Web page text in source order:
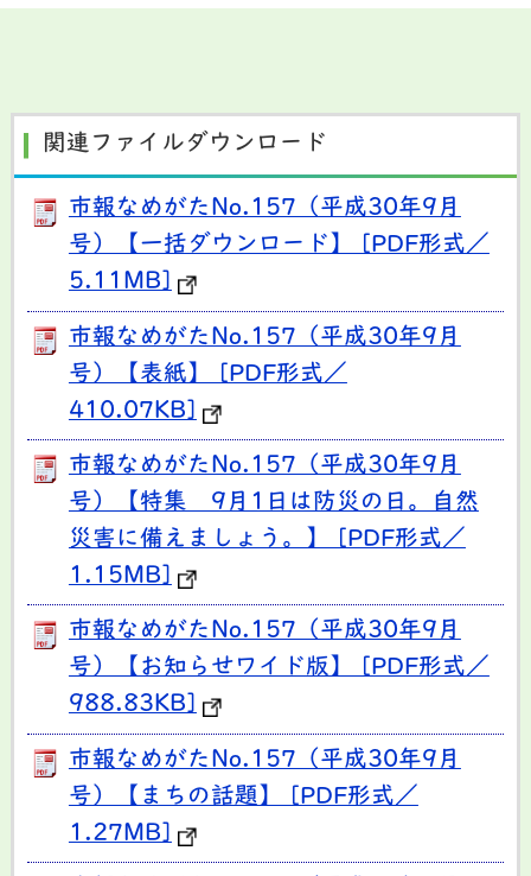
関連ファイルダウンロード
市報なめがたNo.157（平成30年9月
号）【一括ダウンロード】 [PDF形式／
5.11MB]
市報なめがたNo.157（平成30年9月
号）【表紙】 [PDF形式／
410.07KB]
市報なめがたNo.157（平成30年9月
号）【特集 9月1日は防災の日。自然
災害に備えましょう。】 [PDF形式／
1.15MB]
市報なめがたNo.157（平成30年9月
号）【お知らせワイド版】 [PDF形式／
988.83KB]
市報なめがたNo.157（平成30年9月
号）【まちの話題】 [PDF形式／
1.27MB]